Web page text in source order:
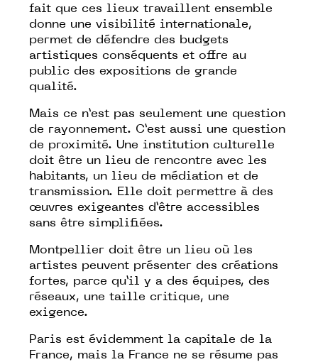
fait que ces lieux travaillent ensemble
donne une visibilité internationale,
permet de défendre des budgets
artistiques conséquents et offre au
public des expositions de grande
qualité.
Mais ce n’est pas seulement une question
de rayonnement. C’est aussi une question
de proximité. Une institution culturelle
doit être un lieu de rencontre avec les
habitants, un lieu de médiation et de
transmission. Elle doit permettre à des
œuvres exigeantes d’être accessibles
sans être simplifiées.
Montpellier doit être un lieu où les
artistes peuvent présenter des créations
fortes, parce qu’il y a des équipes, des
réseaux, une taille critique, une
exigence.
Paris est évidemment la capitale de la
France, mais la France ne se résume pas